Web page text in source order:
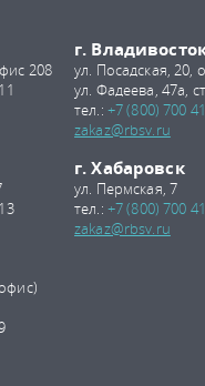
208
г.
ул. Посадская, 20,
ул. Фадеева, 47а,
тел.: +7 (800) 700
zakaz@rbsv.ru
г. Хабаровск
ул. Пермская, 7
тел.: +7 (800) 700
zakaz@rbsv.ru